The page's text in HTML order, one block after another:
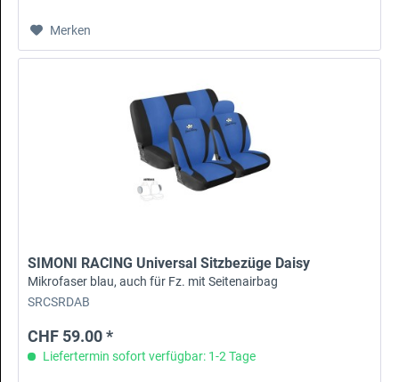
Merken
SIMONI RACING Universal Sitzbezüge Daisy
Mikrofaser blau, auch für Fz. mit Seitenairbag
SRCSRDAB
CHF 59.00 *
Liefertermin sofort verfügbar: 1-2 Tage